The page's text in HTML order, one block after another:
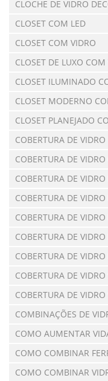
CLOCHE DE VIDRO
CLOSET COM LED
CLOSET COM VIDRO
CLOSET DE LUXO COM
CLOSET ILUMINADO
CLOSET MODERNO
CLOSET PLANEJADO
COBERTURA DE VIDRO
COBERTURA DE
COBERTURA DE
COBERTURA DE
COBERTURA DE
COBERTURA DE
COBERTURA DE
COBERTURA DE
COBERTURA DE VIDRO
COMBINAÇÕES DE
COMO AUMENTAR
COMO COMBINAR
COMO COMBINAR